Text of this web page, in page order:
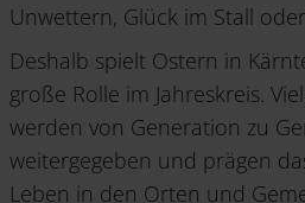
Unwettern, Glück im Stall
Deshalb spielt Ostern in
große Rolle im Jahreskreis.
werden von Generation zu
weitergegeben und prägen
Leben in den Orten und